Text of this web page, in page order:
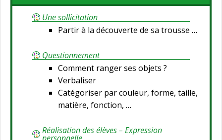
Une sollicitation
Partir à la découverte de sa trousse …
Questionnement
Comment ranger ses objets ?
Verbaliser
Catégoriser par couleur, forme, taille,
matière, fonction, …
Réalisation des élèves – Expression